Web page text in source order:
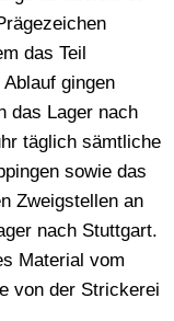
das Teil
gingen
das Lager nach
täglich sämtliche
sowie das
Zweigstellen an
nach Stuttgart.
Material vom
von der Strickerei